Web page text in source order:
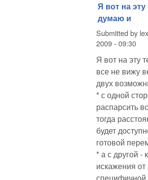
Я вот на
думаю и
Submitted by
2009 - 09:30
Я вот на эту
все не вижу
двух
* с одной
распарсить
тогда
будет
готовой
* а с другой -
искажения